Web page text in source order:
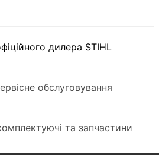
дилера STIHL
обслуговування
та запчастини